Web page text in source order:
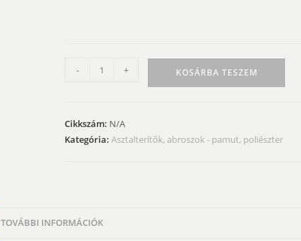
fahéjszínű
álom,
- + KOSÁRBA TESZEM
Cikkszám: N/A
Kategória:Asztalterítők, abroszok - pamut, poliészter
TOVÁBBI INFORMÁCIÓK